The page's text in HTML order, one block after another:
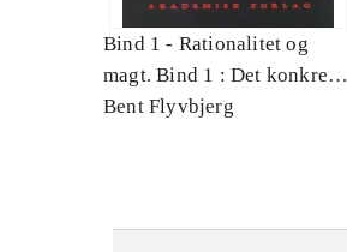
Bind 1 - Rationalitet og
magt. Bind 1 : Det konkretes
videnskab
Bent Flyvbjerg